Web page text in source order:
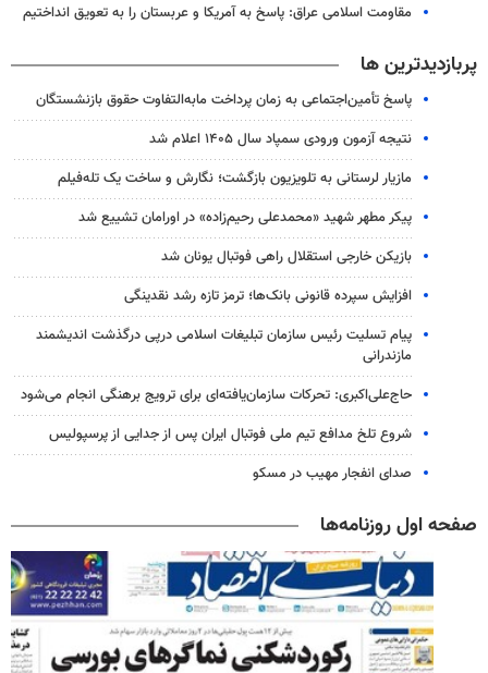
مقاومت اسلامی عراق: پاسخ به آمریکا و عربستان را به تعویق انداختیم
پربازدیدترین ها
پاسخ تأمین‌اجتماعی به زمان پرداخت مابه‌التفاوت حقوق بازنشستگان
نتیجه آزمون ورودی سمپاد سال ۱۴۰۵ اعلام شد
مازیار لرستانی به تلویزیون بازگشت؛ نگارش و ساخت یک تله‌فیلم
پیکر مطهر شهید «محمدعلی رحیم‌زاده» در اورامان تشییع شد
بازیکن خارجی استقلال راهی فوتبال یونان شد
افزایش سپرده قانونی بانک‌ها؛ ترمز تازه رشد نقدینگی
پیام تسلیت رئیس سازمان تبلیغات اسلامی درپی درگذشت اندیشمند
مازندرانی
حاج‌علی‌اکبری: تحرکات سازمان‌یافته‌ای برای ترویج برهنگی انجام می‌شود
شروع تلخ مدافع تیم ملی فوتبال ایران پس از جدایی از پرسپولیس
صدای انفجار مهیب در مسکو
صفحه اول روزنامه‌ها